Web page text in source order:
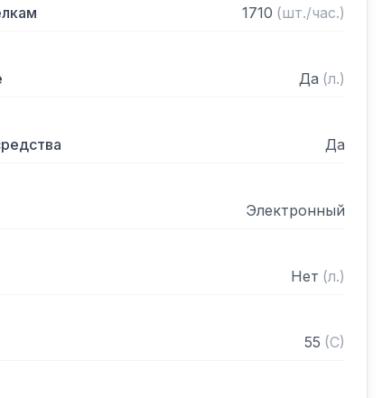
мощность, кВт, не более 26,7
+55
С, не менее +85
тарелок в час 95/1710
1710 (шт./час.)
Да (л.)
Да
Электронный
Нет (л.)
55 (C)